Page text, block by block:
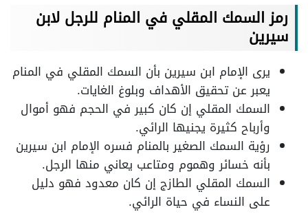
رمز السمك المقلي في المنام للرجل لابن
سيرين
يرى الإمام ابن سيرين بأن السمك المقلي في المنام
يعبر عن تحقيق الأهداف وبلوغ الغايات.
السمك المقلي إن كان كبير في الحجم فهو أموال
وأرباح كثيرة يجنيها الرائي.
رؤية السمك الصغير بالمنام فسره الإمام ابن سيرين
بأنه خسائر وهموم ومتاعب يعاني منها الرجل.
السمك المقلي الطازج إن كان معدود فهو دليل
على النساء في حياة الرائي.